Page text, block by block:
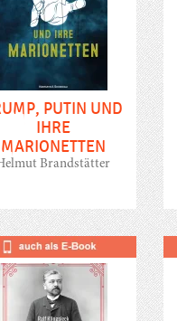
PUTIN UND
IHRE
MARIONETTEN
Brandstätter